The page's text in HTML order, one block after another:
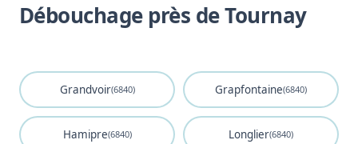
Débouchage près de Tournay
Grandvoir(6840) Grapfontaine(6840)
Hamipre(6840) Longlier(6840)